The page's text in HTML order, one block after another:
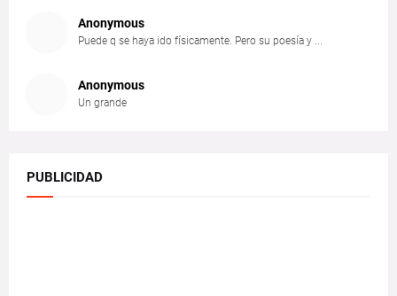
Anonymous
Puede q se haya ido físicamente. Pero su poesía y ...
Anonymous
Un grande
PUBLICIDAD